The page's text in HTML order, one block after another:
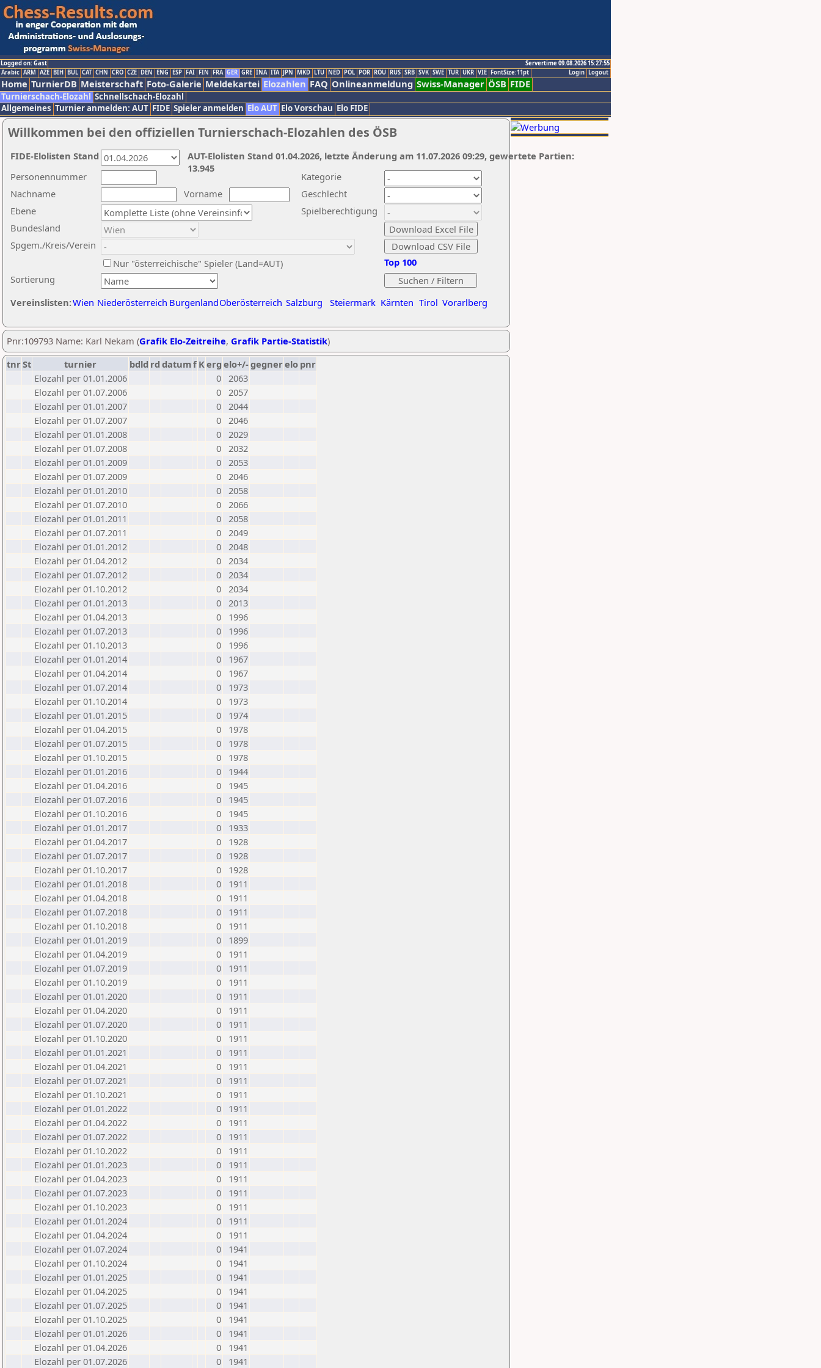
Logged on: Gast
Servertime 09.08.2026 15:27:55
Logout
Login
Arabic ARM AZE BIH BUL CAT CHN CRO CZE DEN ENG ESP FAI FIN FRA GER GRE INA ITA JPN MKD LTU NED POL POR ROU RUS SRB SVK SWE TUR UKR VIE FontSize:11pt
Home TurnierDB Meisterschaft Foto-Galerie Meldekartei Elozahlen FAQ Onlineanmeldung Swiss-Manager ÖSB FIDE
Turnierschach-Elozahl Schnellschach-Elozahl
Allgemeines Turnier anmelden: AUT FIDE Spieler anmelden Elo AUT Elo Vorschau Elo FIDE
Willkommen bei den offiziellen Turnierschach-Elozahlen des ÖSB
Nachname
Vorname
Ebene
Kategorie
Sortierung
Personennummer
Bundesland
Spgem./Kreis/Verein
Geschlecht
Nur "österreichische" Spieler (Land=AUT)
Spielberechtigung
Vereinslisten:Wien Niederösterreich BurgenlandOberösterreich Salzburg Steiermark Kärnten Tirol Vorarlberg
Top 100
AUT-Elolisten Stand 01.04.2026, letzte Änderung am 11.07.2026 09:29, gewertete Partien:
13.945
FIDE-Elolisten Stand
Pnr:109793 Name: Karl Nekam (Grafik Elo-Zeitreihe, Grafik Partie-Statistik)
tnrSt turnier bdld rd datumf Kerg elo+/-gegnerelo pnr
Elozahl per 01.01.2006
0 2063
Elozahl per 01.07.2006
0 2057
Elozahl per 01.01.2007
0 2044
Elozahl per 01.07.2007
0 2046
Elozahl per 01.01.2008
0 2029
Elozahl per 01.07.2008
0 2032
Elozahl per 01.01.2009
0 2053
Elozahl per 01.07.2009
0 2046
Elozahl per 01.01.2010
0 2058
Elozahl per 01.07.2010
0 2066
Elozahl per 01.01.2011
0 2058
Elozahl per 01.07.2011
0 2049
Elozahl per 01.01.2012
0 2048
Elozahl per 01.04.2012
0 2034
Elozahl per 01.07.2012
0 2034
Elozahl per 01.10.2012
0 2034
Elozahl per 01.01.2013
0 2013
Elozahl per 01.04.2013
0
1996
Elozahl per 01.07.2013
0
1996
Elozahl per 01.10.2013
0
1996
Elozahl per 01.01.2014
0
1967
Elozahl per 01.04.2014
0
1967
Elozahl per 01.07.2014
0
1973
Elozahl per 01.10.2014
0
1973
Elozahl per 01.01.2015
0
1974
Elozahl per 01.04.2015
0
1978
Elozahl per 01.07.2015
0
1978
Elozahl per 01.10.2015
0
1978
Elozahl per 01.01.2016
0
1944
Elozahl per 01.04.2016
0
1945
Elozahl per 01.07.2016
0
1945
Elozahl per 01.10.2016
0
1945
Elozahl per 01.01.2017
0
1933
Elozahl per 01.04.2017
0
1928
Elozahl per 01.07.2017
0
1928
Elozahl per 01.10.2017
0
1928
Elozahl per 01.01.2018
0
1911
Elozahl per 01.04.2018
0
1911
Elozahl per 01.07.2018
0
1911
Elozahl per 01.10.2018
0
1911
Elozahl per 01.01.2019
0
1899
Elozahl per 01.04.2019
0
1911
Elozahl per 01.07.2019
0
1911
Elozahl per 01.10.2019
0
1911
Elozahl per 01.01.2020
0
1911
Elozahl per 01.04.2020
0
1911
Elozahl per 01.07.2020
0
1911
Elozahl per 01.10.2020
0
1911
Elozahl per 01.01.2021
0
1911
Elozahl per 01.04.2021
0
1911
Elozahl per 01.07.2021
0
1911
Elozahl per 01.10.2021
0
1911
Elozahl per 01.01.2022
0
1911
Elozahl per 01.04.2022
0
1911
Elozahl per 01.07.2022
0
1911
Elozahl per 01.10.2022
0
1911
Elozahl per 01.01.2023
0
1911
Elozahl per 01.04.2023
0
1911
Elozahl per 01.07.2023
0
1911
Elozahl per 01.10.2023
0
1911
Elozahl per 01.01.2024
0
1911
Elozahl per 01.04.2024
0
1911
Elozahl per 01.07.2024
0
1941
Elozahl per 01.10.2024
0
1941
Elozahl per 01.01.2025
0
1941
Elozahl per 01.04.2025
0
1941
Elozahl per 01.07.2025
0
1941
Elozahl per 01.10.2025
0
1941
Elozahl per 01.01.2026
0
1941
Elozahl per 01.04.2026
0
1941
Elozahl per 01.07.2026
0 1941